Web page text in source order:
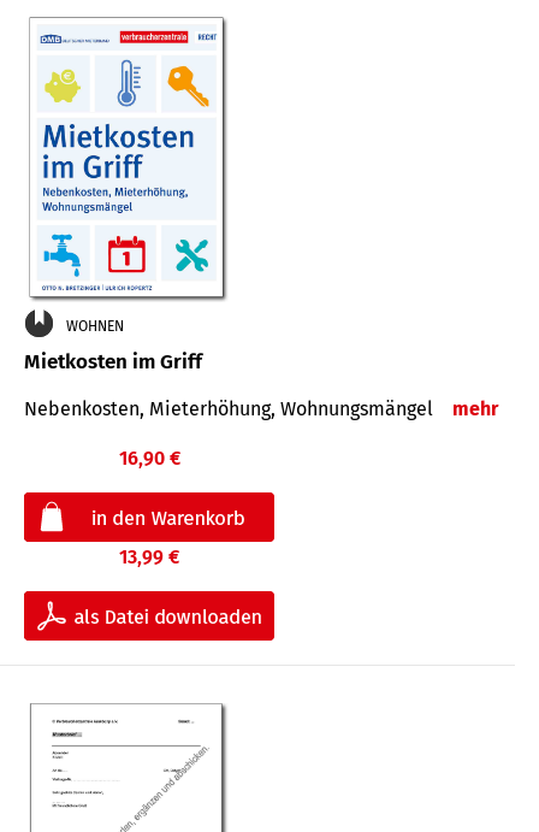
WOHNEN
Mietkosten im Griff
Nebenkosten, Mieterhöhung, Wohnungsmängel mehr
16,90 €
13,99 €